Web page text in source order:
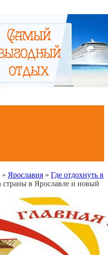
» Ярославия » Где отдохнуть в
страны в Ярославле и новый